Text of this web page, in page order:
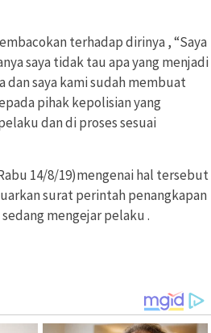
terhadap dirinya , “Saya
saya tidak tau apa yang menjadi
dan saya kami sudah membuat
pihak kepolisian yang
dan di proses sesuai
14/8/19)mengenai hal tersebut
surat perintah penangkapan
mengejar pelaku .